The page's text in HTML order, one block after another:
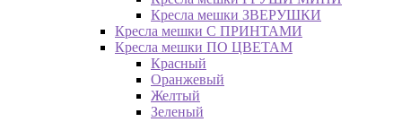
Кресла мешки ЗВЕРУШКИ
Кресла мешки С ПРИНТАМИ
Кресла мешки ПО ЦВЕТАМ
Красный
Оранжевый
Желтый
Зеленый